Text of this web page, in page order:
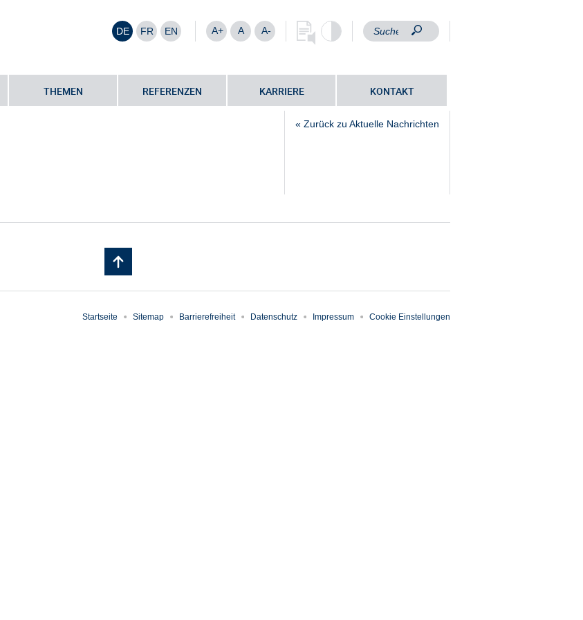
DE FR EN A+ A A-
THEMEN REFERENZEN KARRIERE KONTAKT
Rita Gindorf-Wagner | fhSaar
« Zurück zu Aktuelle Nachrichten
Startseite Sitemap Barrierefreiheit Datenschutz Impressum Cookie Einstellungen